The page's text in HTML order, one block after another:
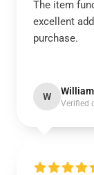
The item
excellent
purchase.
W William
Verified